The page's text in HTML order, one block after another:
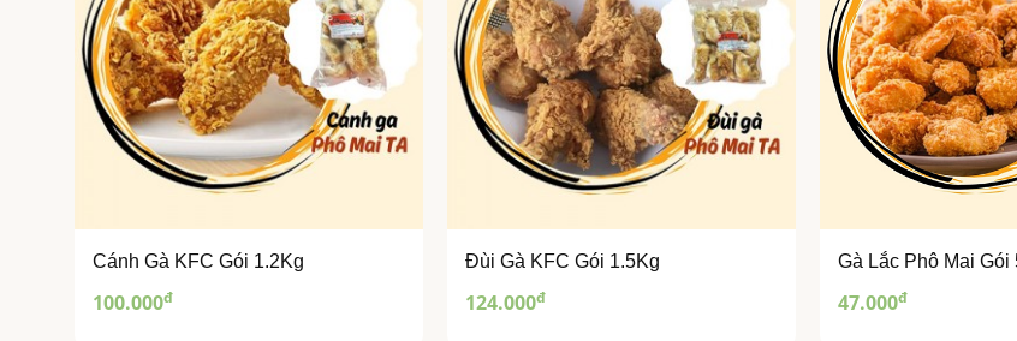
Cánh Gà KFC Gói 1.2Kg
100.000đ
Đùi Gà KFC Gói 1.5Kg
124.000đ
Gà Lắc Phô Mai Gói
47.000đ